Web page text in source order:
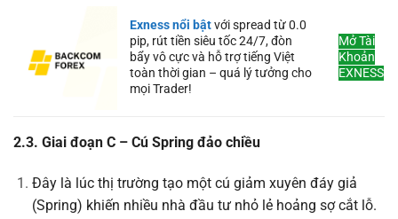
Exness nổi bậtvới spread từ 0.0
pip, rút tiền siêu tốc 24/7, đòn
bẩy vô cực và hỗ trợ tiếng Việt
toàn thời gian – quá lý tưởng cho
mọi Trader!
Mở Tài
Khoản
EXNESS
2.3. Giai đoạn C – Cú Spring đảo chiều
Đây là lúc thị trường tạo một cú giảm xuyên đáy giả
(Spring) khiến nhiều nhà đầu tư nhỏ lẻ hoảng sợ cắt lỗ.